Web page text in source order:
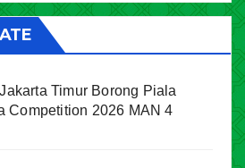
Timur Borong Piala
Competition 2026 MAN 4